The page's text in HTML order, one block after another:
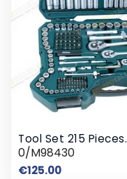
Tool Set 215 Pieces.
0/M98430
€125.00Price